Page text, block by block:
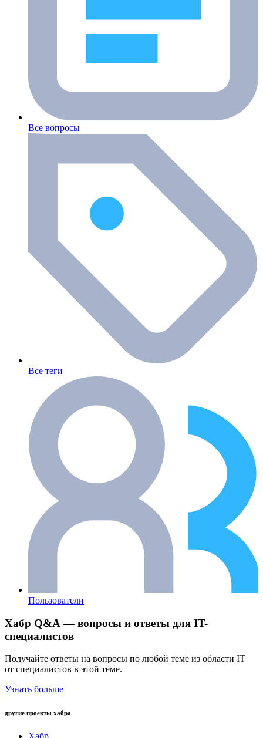
Все вопросы
Все теги
Пользователи
Хабр Q&A — вопросы и ответы для IT-
специалистов
Получайте ответы на вопросы по любой теме из области IT
от специалистов в этой теме.
Узнать больше
другие проекты хабра